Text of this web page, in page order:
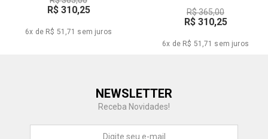
R$ 310,25
6x de R$ 51,71 sem juros
R$ 365,00
R$ 310,25
6x de R$ 51,71 sem juros
NEWSLETTER
Receba Novidades!